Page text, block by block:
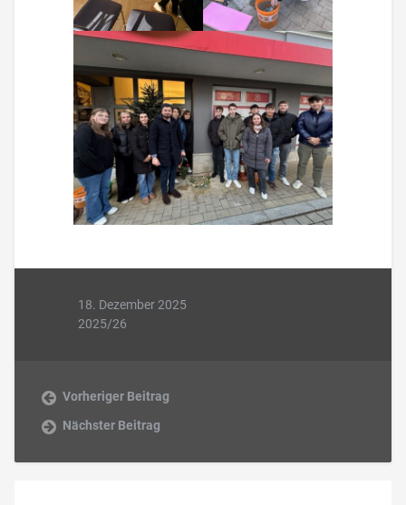
18. Dezember 2025
2025/26
Vorheriger Beitrag
Nächster Beitrag